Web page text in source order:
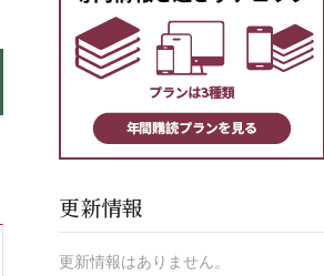
更新情報
更新情報はありません。